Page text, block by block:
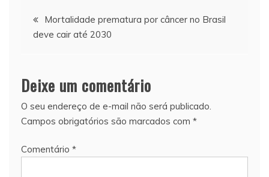
Navegação
de
Post
Mortalidade prematura por câncer no Brasil
deve cair até 2030
Deixe um comentário
O seu endereço de e-mail não será publicado.
Campos obrigatórios são marcados com *
Comentário *